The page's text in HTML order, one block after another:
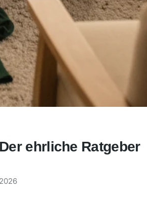
ehrliche Ratgeber